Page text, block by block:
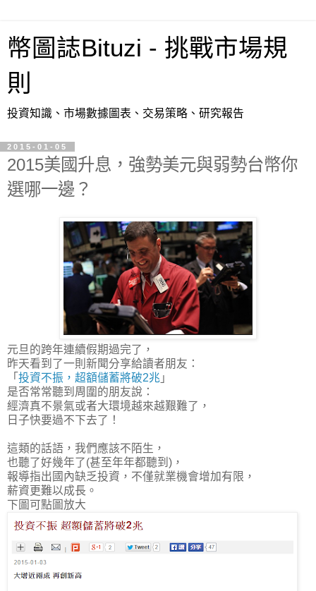
幣圖誌Bituzi - 挑戰市場規
則
投資知識、市場數據圖表、交易策略、研究報告
2015-01-05
2015美國升息，強勢美元與弱勢台幣你
選哪一邊？
元旦的跨年連續假期過完了，
昨天看到了一則新聞分享給讀者朋友：
「 投資不振，超額儲蓄將破2兆 」
是否常常聽到周圍的朋友說：
經濟真不景氣或者大環境越來越艱難了，
日子快要過不下去了！
這類的話語，我們應該不陌生，
也聽了好幾年了(甚至年年都聽到)，
報導指出國內缺乏投資，不僅就業機會增加有限，
薪資更難以成長。
下圖可點圖放大